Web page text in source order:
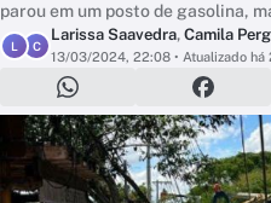
parou em um posto de gasolina,
L C
Larissa Saavedra, Camila
13/03/2024, 22:08 • Atualizado há